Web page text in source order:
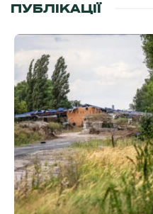
ПУБЛІКАЦІЇ